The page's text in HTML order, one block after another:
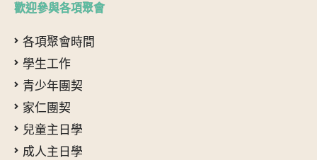
歡迎參與各項聚會
各項聚會時間
學生工作
青少年團契
家仁團契
兒童主日學
成人主日學